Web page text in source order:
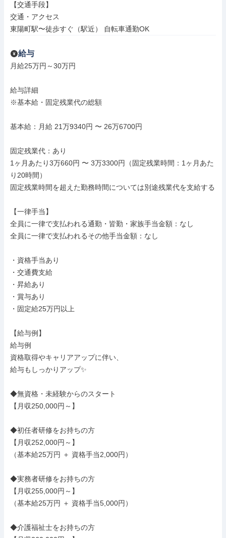
【交通手段】
交通・アクセス
東陽町駅〜徒歩すぐ（駅近） 自転車通勤OK
給与
月給25万円～30万円
給与詳細
※基本給・固定残業代の総額
基本給：月給 21万9340円 〜 26万6700円
固定残業代：あり
1ヶ月あたり3万660円 〜 3万3300円（固定残業時間：1ヶ月あた
り20時間）
固定残業時間を超えた勤務時間については別途残業代を支給する
【一律手当】
全員に一律で支払われる通勤・皆勤・家族手当金額：なし
全員に一律で支払われるその他手当金額：なし
・資格手当あり
・交通費支給
・昇給あり
・賞与あり
・固定給25万円以上
【給与例】
給与例
資格取得やキャリアアップに伴い、
給与もしっかりアップ✨
◆無資格・未経験からのスタート
【月収250,000円～】
◆初任者研修をお持ちの方
【月収252,000円～】
（基本給25万円 ＋ 資格手当2,000円）
◆実務者研修をお持ちの方
【月収255,000円～】
（基本給25万円 ＋ 資格手当5,000円）
◆介護福祉士をお持ちの方